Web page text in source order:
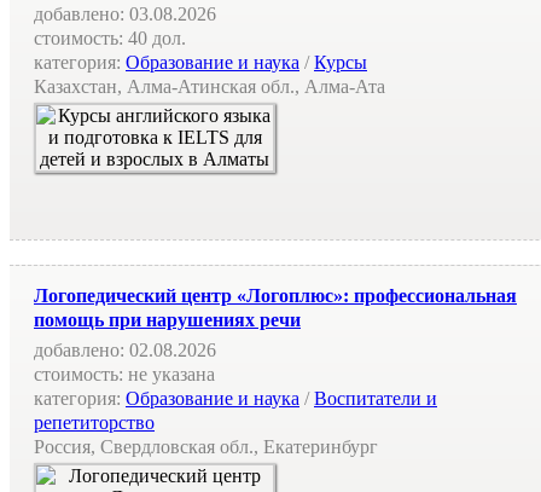
добавлено: 03.08.2026
стоимость: 40 дол.
категория: Образование и наука /Курсы
Казахстан, Алма-Атинская обл., Алма-Ата
Логопедический центр «Логоплюс»: профессиональная
помощь при нарушениях речи
добавлено: 02.08.2026
стоимость: не указана
категория: Образование и наука /Воспитатели и
репетиторство
Россия, Свердловская обл., Екатеринбург